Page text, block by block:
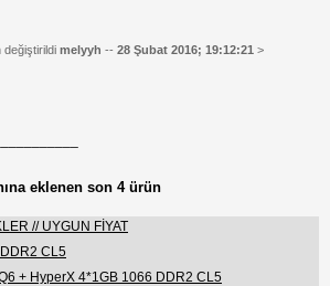
değiştirildi melyyh -- 28 Şubat 2016; 19:12:21 >
eklenen son 4 ürün
// UYGUN FİYAT
CL5
+ HyperX 4*1GB 1066 DDR2 CL5